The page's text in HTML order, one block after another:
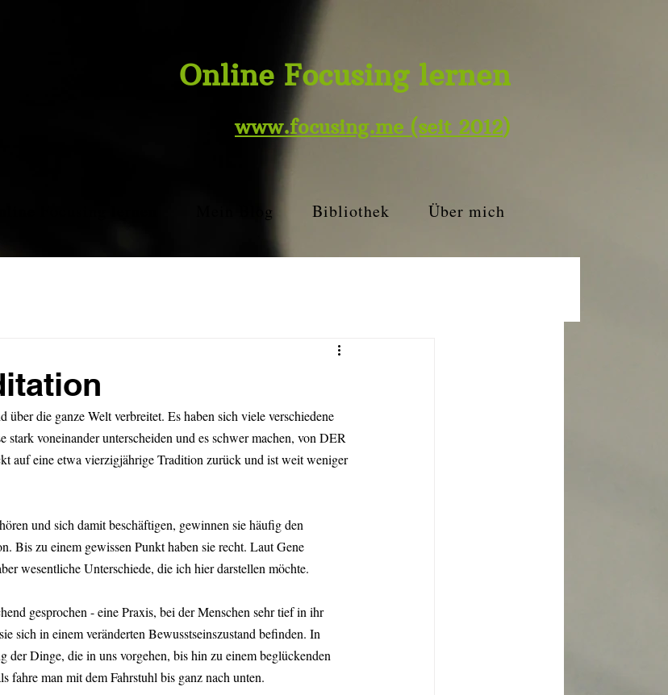
Online Focusing lernen
www.focusing.me (seit 2012)
Mein Blog Bibliothek Über mich
die ganze Welt verbreitet. Es haben sich viele verschiedene
voneinander unterscheiden und es schwer machen, von DER
auf eine etwa vierzigjährige Tradition zurück und ist weit weniger
und sich damit beschäftigen, gewinnen sie häufig den
Bis zu einem gewissen Punkt haben sie recht. Laut Gene
wesentliche Unterschiede, die ich hier darstellen möchte.
gesprochen - eine Praxis, bei der Menschen sehr tief in ihr
sich in einem veränderten Bewusstseinszustand befinden. In
der Dinge, die in uns vorgehen, bis hin zu einem beglückenden
fahre man mit dem Fahrstuhl bis ganz nach unten.